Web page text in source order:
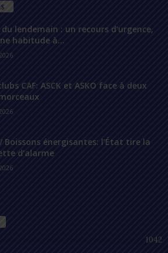
du lendemain : un recours d’urgence,
habitude à...
CAF: ASCK et ASKO face à deux
Boissons énergisantes: l’État tire la
d’alarme
1042